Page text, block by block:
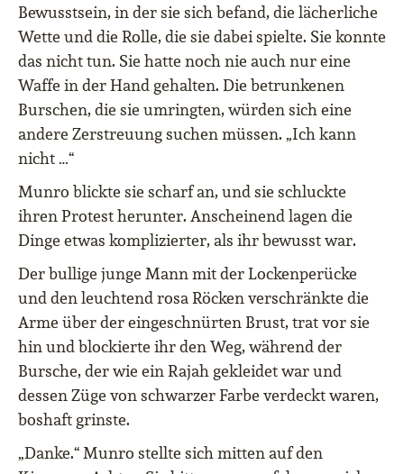
Bewusstsein, in der sie sich befand, die lächerliche
Wette und die Rolle, die sie dabei spielte. Sie konnte
das nicht tun. Sie hatte noch nie auch nur eine
Waffe in der Hand gehalten. Die betrunkenen
Burschen, die sie umringten, würden sich eine
andere Zerstreuung suchen müssen. „Ich kann
nicht …“
Munro blickte sie scharf an, und sie schluckte
ihren Protest herunter. Anscheinend lagen die
Dinge etwas komplizierter, als ihr bewusst war.
Der bullige junge Mann mit der Lockenperücke
und den leuchtend rosa Röcken verschränkte die
Arme über der eingeschnürten Brust, trat vor sie
hin und blockierte ihr den Weg, während der
Bursche, der wie ein Rajah gekleidet war und
dessen Züge von schwarzer Farbe verdeckt waren,
boshaft grinste.
„Danke.“ Munro stellte sich mitten auf den